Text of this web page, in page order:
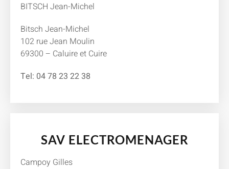
BITSCH Jean-Michel
Bitsch Jean-Michel
102 rue Jean Moulin
69300 – Caluire et Cuire
Tel: 04 78 23 22 38
SAV ELECTROMENAGER
Campoy Gilles